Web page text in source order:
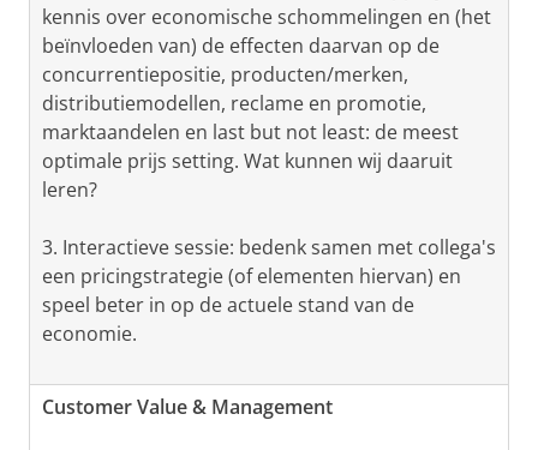
kennis over economische schommelingen en (het
beïnvloeden van) de effecten daarvan op de
concurrentiepositie, producten/merken,
distributiemodellen, reclame en promotie,
marktaandelen en last but not least: de meest
optimale prijs setting. Wat kunnen wij daaruit
leren?
3. Interactieve sessie: bedenk samen met collega's
een pricingstrategie (of elementen hiervan) en
speel beter in op de actuele stand van de
economie.
Customer Value & Management